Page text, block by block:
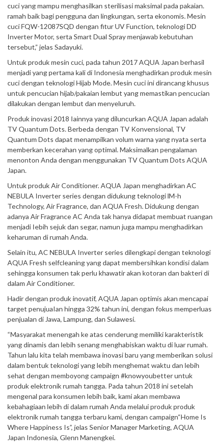
cuci yang mampu menghasilkan sterilisasi maksimal pada pakaian.
ramah baik bagi pengguna dan lingkungan, serta ekonomis. Mesin
cuci FQW-12087SQD dengan fitur UV Function, teknologi DD
Inverter Motor, serta Smart Dual Spray menjawab kebutuhan
tersebut,” jelas Sadayuki.
Untuk produk mesin cuci, pada tahun 2017 AQUA Japan berhasil
menjadi yang pertama kali di Indonesia menghadirkan produk mesin
cuci dengan teknologi Hijab Mode. Mesin cuci ini dirancang khusus
untuk pencucian hijab/pakaian lembut yang memastikan pencucian
dilakukan dengan lembut dan menyeluruh.
Produk inovasi 2018 Iainnya yang diluncurkan AQUA Japan adalah
TV Quantum Dots. Berbeda dengan TV Konvensional, TV
Quantum Dots dapat menampilkan volum warna yang nyata serta
memberkan kecerahan yang optimal. Maksimalkan pengalaman
menonton Anda dengan menggunakan TV Quantum Dots AQUA
Japan.
Untuk produk Air Conditioner. AQUA Japan menghadirkan AC
NEBULA Inverter series dengan didukung teknologi lM-h
Technology, Air Fragrance, dan AQUA Fresh. Didukung dengan
adanya Air Fragrance AC Anda tak hanya didapat membuat ruangan
menjadi Iebih sejuk dan segar, namun juga mampu menghadirkan
keharuman di rumah Anda.
Selain itu, AC NEBULA Inverter series dilengkapi dengan teknologi
AQUA Fresh selfcleaning yang dapat membersihkan kondisi dalam
sehingga konsumen tak perlu khawatir akan kotoran dan bakteri di
dalam Air Conditioner.
Hadir dengan produk inovatif, AQUA Japan optimis akan mencapai
target penujuaIan hingga 32% tahun ini, dengan fokus memperluas
penjualan di Jawa, Lampung, dan Sulawesi.
“Masyarakat menengah ke atas cenderung memiliki karakteristik
yang dinamis dan lebih senang menghabiskan waktu di luar rumah.
Tahun lalu kita telah membawa inovasi baru yang memberikan solusi
dalam bentuk teknologi yang lebih menghemat waktu dan lebih
sehat dengan memboyong campaign #knowyoubetter untuk
produk elektronik rumah tangga. Pada tahun 2018 ini setelah
mengenal para konsumen lebih baik, kami akan membawa
kebahagiaan lebih di dalam rumah Anda melalui produk produk
elektronik rumah tangga terbaru kami, dengan campaign“Home Is
Where Happiness Is”, jelas Senior Manager Marketing, AQUA
Japan Indonesia, Glenn Manengkei.